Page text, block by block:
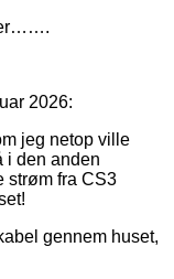
2026:
jeg netop ville
i den anden
strøm fra CS3
gennem huset,